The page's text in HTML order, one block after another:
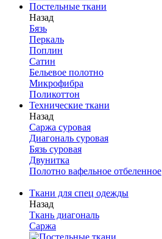
Постельные ткани
Назад
Бязь
Перкаль
Поплин
Сатин
Бельевое полотно
Микрофибра
Поликоттон
Технические ткани
Назад
Саржа суровая
Диагональ суровая
Бязь суровая
Двунитка
Полотно вафельное отбеленное
Ткани для спец одежды
Назад
Ткань диагональ
Саржа